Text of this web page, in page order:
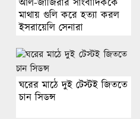
মাথায় গুলি করে হত্যা করল
ইসরায়েলি সেনারা
ঘরের মাঠে দুই টেস্টই জিততে
চান সিডন্স